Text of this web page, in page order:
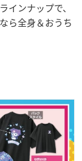
ンナップで、
ら全身＆おうち